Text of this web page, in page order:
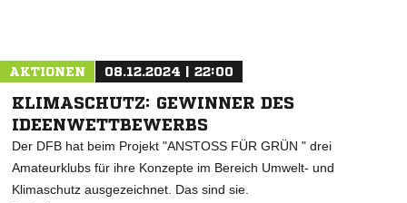
AKTIONEN 08.12.2024 | 22:00
KLIMASCHUTZ: GEWINNER DES
IDEENWETTBEWERBS
Der DFB hat beim Projekt "ANSTOSS FÜR GRÜN " drei
Amateurklubs für ihre Konzepte im Bereich Umwelt- und
Klimaschutz ausgezeichnet. Das sind sie.